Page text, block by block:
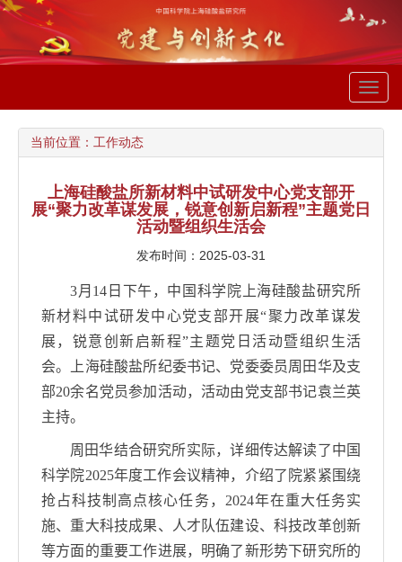
当前位置： 工作动态
上海硅酸盐所新材料中试研发中心党支部开
展“聚力改革谋发展，锐意创新启新程”主题党日
活动暨组织生活会
发布时间：2025-03-31
3月 14 日下午，中国科学院上海硅酸盐研究所
新材料中试研发中心党支部开展“聚力改革谋发
展，锐意创新启新程”主题党日活动暨组织生活
会。上海硅酸盐所纪委书记、 党委委员周田华及支
部20余名党员参加活动，活动由党支部书记袁兰英
主持。
周田华结合研究所实际，详细传达解读了中国
科学院2025年度工作会议精神，介绍了院紧紧围绕
抢占科技制高点核心任务， 2024年在重大任务实
施、重大科技成果、人才队伍建设、科技改革创新
等方面的重要工作进展，明确了新形势下研究所的